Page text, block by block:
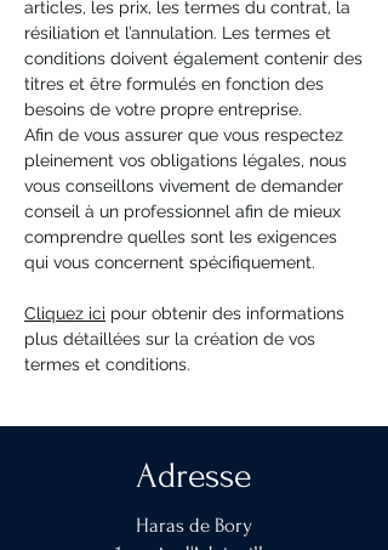
articles, les prix, les termes du contrat, la
résiliation et l’annulation. Les termes et
conditions doivent également contenir des
titres et être formulés en fonction des
besoins de votre propre entreprise.
Afin de vous assurer que vous respectez
pleinement vos obligations légales, nous
vous conseillons vivement de demander
conseil à un professionnel afin de mieux
comprendre quelles sont les exigences
qui vous concernent spécifiquement.
Cliquez ici pour obtenir des informations
plus détaillées sur la création de vos
termes et conditions.
Adresse
Haras de Bory